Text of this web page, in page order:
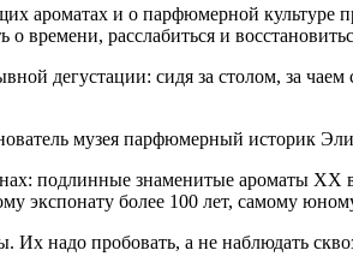
ароматах и о парфюмерной
времени, расслабиться и
дегустации: сидя за столом, за
музея парфюмерный историк
подлинные знаменитые ароматы
экспонату более 100 лет, самому
надо пробовать, а не наблюдать